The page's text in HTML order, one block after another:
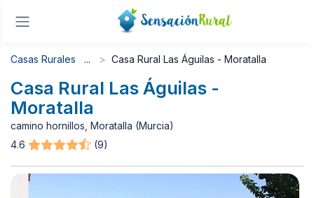
Casas Rurales Casa Rural Las Águilas - Moratalla
Casa Rural Las Águilas -
Moratalla
camino hornillos, Moratalla (Murcia)
4.6
(9)